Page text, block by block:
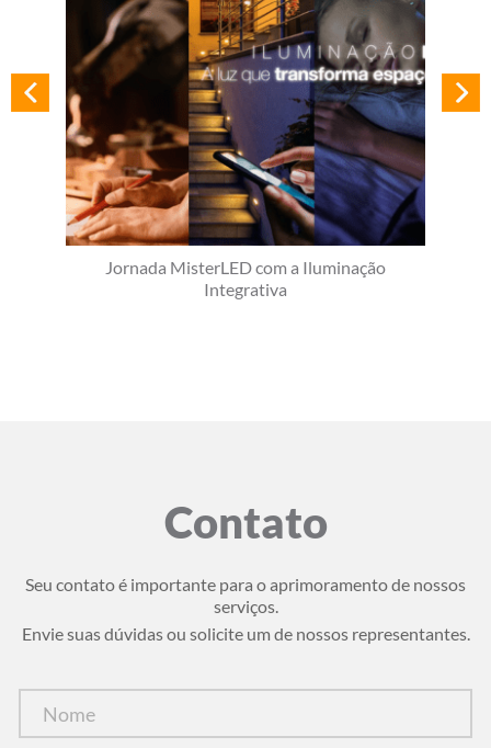
Jornada MisterLED com a Iluminação
Integrativa
Contato
Seu contato é importante para o aprimoramento de nossos
serviços.
Envie suas dúvidas ou solicite um de nossos representantes.